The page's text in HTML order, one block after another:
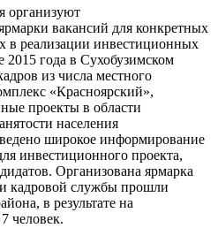
организуют
вакансий для конкретных
в реализации инвестиционных
года в Сухобузимском
из числа местного
«Красноярский»,
проекты в области
населения
широкое информирование
инвестиционного проекта,
Организована ярмарка
кадровой службы прошли
в результате на
человек.